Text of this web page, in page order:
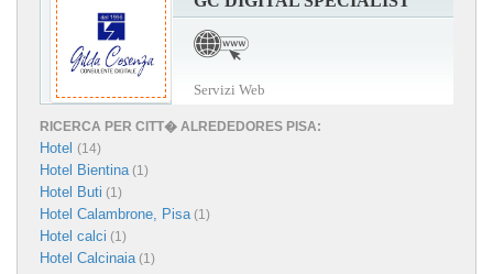
Servizi Web
RICERCA PER CITT� ALREDEDORES PISA:
Hotel (14)
Hotel Bientina(1)
Hotel Buti (1)
Hotel Calambrone, Pisa(1)
Hotel calci (1)
Hotel Calcinaia(1)